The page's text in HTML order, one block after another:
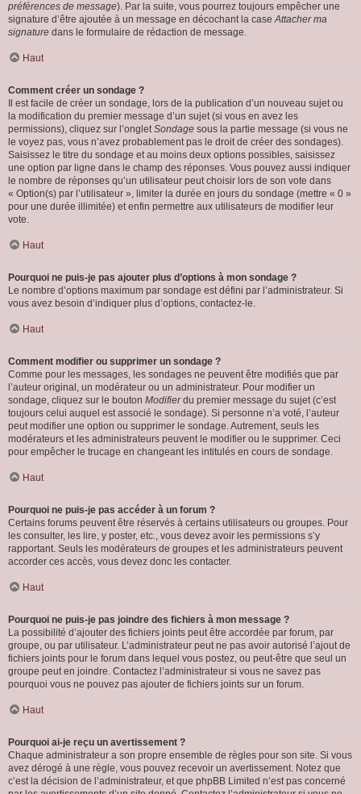
préférences de message). Par la suite, vous pourrez toujours empêcher une
signature d’être ajoutée à un message en décochant la caseAttacher ma
signature dans le formulaire de rédaction de message.
Haut
Comment créer un sondage ?
Il est facile de créer un sondage, lors de la publication d’un nouveau sujet ou
la modification du premier message d’un sujet (si vous en avez les
permissions), cliquez sur l’ongletSondage sous la partie message (si vous ne
le voyez pas, vous n’avez probablement pas le droit de créer des sondages).
Saisissez le titre du sondage et au moins deux options possibles, saisissez
une option par ligne dans le champ des réponses. Vous pouvez aussi indiquer
le nombre de réponses qu’un utilisateur peut choisir lors de son vote dans
« Option(s) par l’utilisateur », limiter la durée en jours du sondage (mettre « 0 »
pour une durée illimitée) et enfin permettre aux utilisateurs de modifier leur
vote.
Haut
Pourquoi ne puis-je pas ajouter plus d’options à mon sondage ?
Le nombre d’options maximum par sondage est défini par l’administrateur. Si
vous avez besoin d’indiquer plus d’options, contactez-le.
Haut
Comment modifier ou supprimer un sondage ?
Comme pour les messages, les sondages ne peuvent être modifiés que par
l’auteur original, un modérateur ou un administrateur. Pour modifier un
sondage, cliquez sur le bouton Modifierdu premier message du sujet (c’est
toujours celui auquel est associé le sondage). Si personne n’a voté, l’auteur
peut modifier une option ou supprimer le sondage. Autrement, seuls les
modérateurs et les administrateurs peuvent le modifier ou le supprimer. Ceci
pour empêcher le trucage en changeant les intitulés en cours de sondage.
Haut
Pourquoi ne puis-je pas accéder à un forum ?
Certains forums peuvent être réservés à certains utilisateurs ou groupes. Pour
les consulter, les lire, y poster, etc., vous devez avoir les permissions s’y
rapportant. Seuls les modérateurs de groupes et les administrateurs peuvent
accorder ces accès, vous devez donc les contacter.
Haut
Pourquoi ne puis-je pas joindre des fichiers à mon message ?
La possibilité d’ajouter des fichiers joints peut être accordée par forum, par
groupe, ou par utilisateur. L’administrateur peut ne pas avoir autorisé l’ajout de
fichiers joints pour le forum dans lequel vous postez, ou peut-être que seul un
groupe peut en joindre. Contactez l’administrateur si vous ne savez pas
pourquoi vous ne pouvez pas ajouter de fichiers joints sur un forum.
Haut
Pourquoi ai-je reçu un avertissement ?
Chaque administrateur a son propre ensemble de règles pour son site. Si vous
avez dérogé à une règle, vous pouvez recevoir un avertissement. Notez que
c’est la décision de l’administrateur, et que phpBB Limited n’est pas concerné